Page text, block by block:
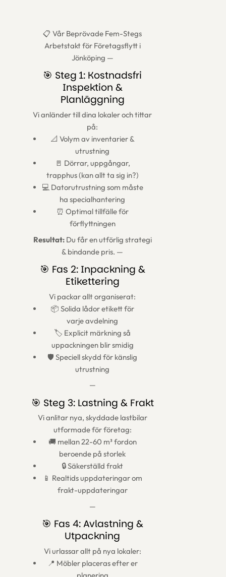
📋 Vår Beprövade Fem-Stegs
Arbetstakt för Företagsflytt i
Jönköping —
🎯 Steg 1: Kostnadsfri
Inspektion &
Planläggning
Vi anländer till dina lokaler och tittar
på:
📐 Volym av inventarier &
utrustning
🚪 Dörrar, uppgångar,
trapphus (kan allt ta sig in?)
💻 Datorutrustning som måste
ha specialhantering
⏰ Optimal tillfälle för
förflyttningen
Resultat:Du får en utförlig strategi
& bindande pris. —
🎯 Fas 2: Inpackning &
Etikettering
Vi packar allt organiserat:
📦 Solida lådor etikett för
varje avdelning
🏷️ Explicit märkning så
uppackningen blir smidig
🛡️ Speciell skydd för känslig
utrustning
—
🎯 Steg 3: Lastning & Frakt
Vi anlitar nya, skyddade lastbilar
utformade för företag:
🚚 mellan 22-60 m³ fordon
beroende på storlek
🔒 Säkerställd frakt
📱 Realtids uppdateringar om
frakt-uppdateringar
—
🎯 Fas 4: Avlastning &
Utpackning
Vi urlassar allt på nya lokaler:
📍 Möbler placeras efter er